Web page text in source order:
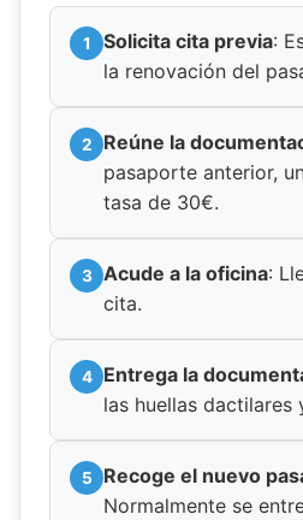
Solicita cita previa:
la renovación del
Reúne la
pasaporte anterior,
tasa de 30€.
Acude a la oficina:
cita.
Entrega la
las huellas dactilares
Recoge el nuevo
Normalmente se